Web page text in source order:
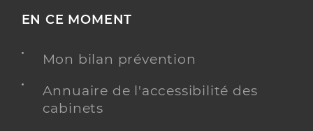
EN CE MOMENT
Mon bilan prévention
Annuaire de l'accessibilité des
cabinets